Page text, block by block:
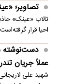
تصاویر؛
تالاب «عینک»
احیا قرار
عملاً جریان
شهید علی